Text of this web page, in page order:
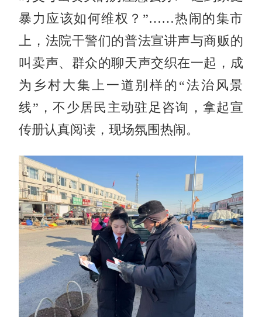
暴力应该如何维权？”……热闹的集市
上，法院干警们的普法宣讲声与商贩的
叫卖声、群众的聊天声交织在一起，成
为乡村大集上一道别样的“法治风景
线”，不少居民主动驻足咨询，拿起宣
传册认真阅读，现场氛围热闹。